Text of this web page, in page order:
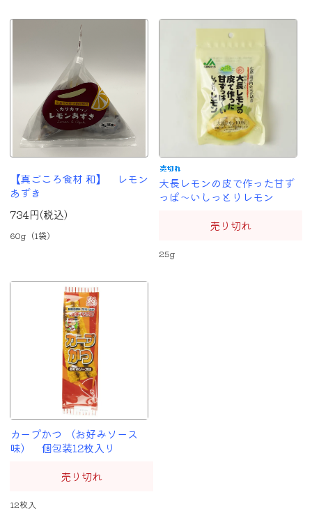
【真ごころ食材 和】 レモン
あずき
734円(税込)
60g（1袋）
大長レモンの皮で作った甘ず
っぱ～いしっとりレモン
売り切れ
25g
カープかつ （お好みソース
味） 個包装12枚入り
売り切れ
12枚入